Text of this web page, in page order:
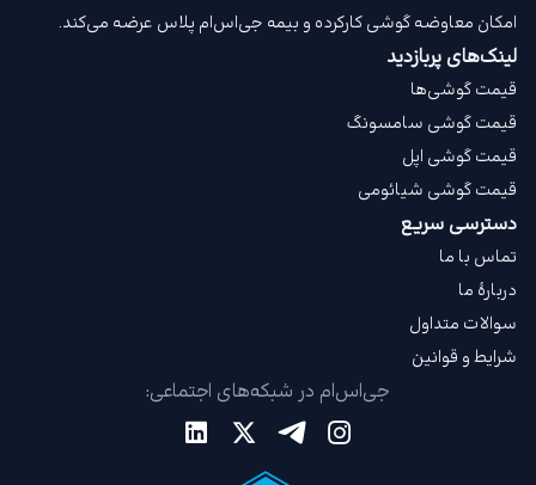
امکان معاوضه گوشی کارکرده و بیمه جی‌اس‌ام‌ پلاس عرضه می‌کند.
لینک‌های پربازدید
قیمت گوشی‌ها
قیمت گوشی سامسونگ
قیمت گوشی اپل
قیمت گوشی شیائومی
دسترسی سریع
تماس با ما
دربارهٔ ما
سوالات متداول
شرایط و قوانین
جی‌اس‌ام در شبکه‌های اجتماعی: